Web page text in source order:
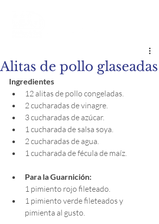
Alitas de pollo glaseadas
Ingredientes
12 alitas de pollo congeladas.
2 cucharadas de vinagre.
3 cucharadas de azúcar.
1 cucharada de salsa soya.
2 cucharadas de agua.
1 cucharada de fécula de maíz.
Para la Guarnición:
1 pimiento rojo fileteado.
1 pimiento verde fileteados y
pimienta al gusto.